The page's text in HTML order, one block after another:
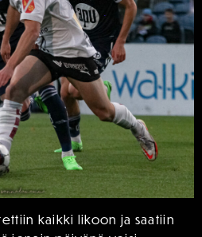
kaikki likoon ja saatiin